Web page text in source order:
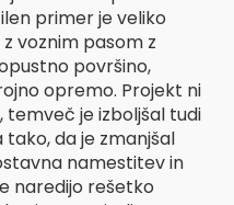
primer je veliko
voznim pasom z
površino,
opremo. Projekt ni
je izboljšal tudi
da je zmanjšal
namestitev in
naredijo rešetko